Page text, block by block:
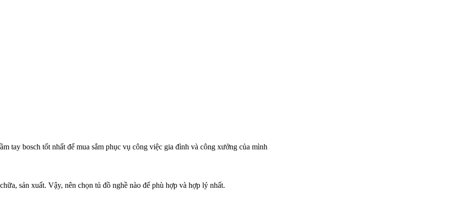
tay bosch tốt nhất để mua sắm phục vụ công việc gia đình và công xưởng của mình
sản xuất. Vậy, nên chọn tủ đồ nghề nào để phù hợp và hợp lý nhất.